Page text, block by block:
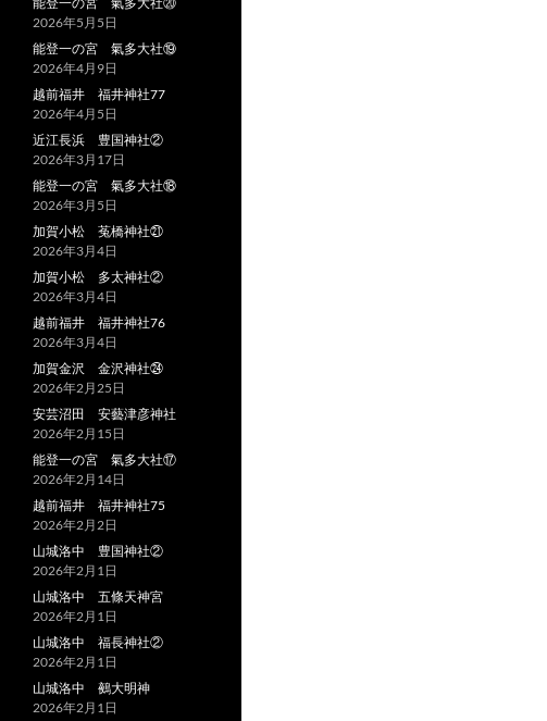
2026年5月5日
能登一の宮 氣多大社⑲
2026年4月9日
越前福井 福井神社77
2026年4月5日
近江長浜 豊国神社②
2026年3月17日
能登一の宮 氣多大社⑱
2026年3月5日
加賀小松 菟橋神社㉑
2026年3月4日
加賀小松 多太神社②
2026年3月4日
越前福井 福井神社76
2026年3月4日
加賀金沢 金沢神社㉔
2026年2月25日
安芸沼田 安藝津彦神社
2026年2月15日
能登一の宮 氣多大社⑰
2026年2月14日
越前福井 福井神社75
2026年2月2日
山城洛中 豊国神社②
2026年2月1日
山城洛中 五條天神宮
2026年2月1日
山城洛中 福長神社②
2026年2月1日
山城洛中 鵺大明神
2026年2月1日